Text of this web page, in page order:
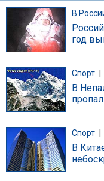
В
год
Спорт
В
Спорт
В